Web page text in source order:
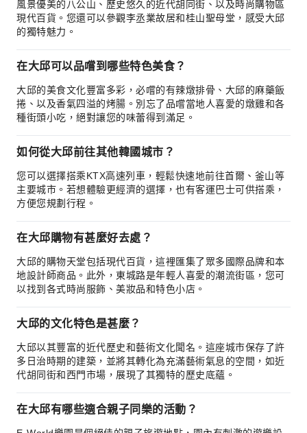
風景優美的八公山、歷史悠久的近代胡同街、以及時尚購物區
現代百貨。您還可以參觀李丞業故居和桂山聖母堂，感受大邱
的獨特魅力。
在大邱可以品嚐到哪些特色美食？
大邱的美食文化豐富多彩，必嚐的有辣燉排骨、大邱的麻藥飯
捲、以及香氣四溢的烤腸。別忘了品嚐當地人喜愛的燉雞和各
種街頭小吃，絕對讓您的味蕾得到滿足。
如何從大邱前往其他韓國城市？
您可以選擇搭乘KTX高速列車，輕鬆快速地前往首爾、釜山等
主要城市。若想體驗更經濟的選擇，也有客運巴士可供搭乘，
方便您規劃行程。
在大邱購物有甚麼好去處？
大邱的購物天堂包括現代百貨，這裡匯集了眾多國際品牌和本
地設計師商品。此外，東城路是年輕人喜愛的潮流街區，您可
以找到各式時尚服飾、美妝品和特色小店。
大邱的文化特色是甚麼？
大邱以其豐富的近代歷史和藝術文化聞名。這座城市保存了許
多日治時期的建築，並將其轉化為充滿藝術氣息的空間，如近
代胡同街和西門市場，展現了其獨特的歷史底蘊。
在大邱有哪些適合親子同樂的活動？